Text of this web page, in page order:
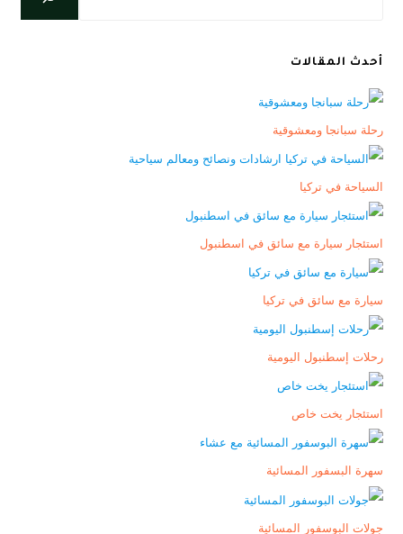
أحدث المقالات
رحلة سبانجا ومعشوقية
السياحة في تركيا
استئجار سيارة مع سائق في اسطنبول
سيارة مع سائق في تركيا
رحلات إسطنبول اليومية
استئجار يخت خاص
سهرة البسفور المسائية
جولات البوسفور المسائية